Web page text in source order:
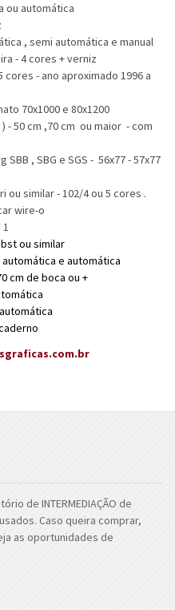
ou automática
, semi automática e manual
- 4 cores + verniz
- ano aproximado 1996 a
70x1000 e 80x1200
- 50 cm ,70 cm ou maior - com
, SBG e SGS - 56x77 - 57x77
ou similar - 102/4 ou 5 cores .
wire-o
ou similar
e automática
cm de boca ou +
de INTERMEDIAÇÃO de
Caso queira comprar,
as oportunidades de